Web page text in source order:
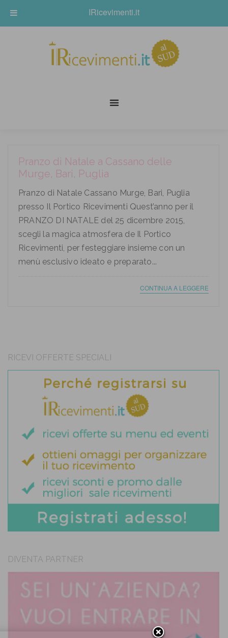
Pranzo di Natale a Cassano delle
Murge, Bari, Puglia
Pranzo di Natale Cassano Murge, Bari, Puglia
presso Il Portico Ricevimenti Quest’anno per il
PRANZO DI NATALE del 25 dicembre 2015,
scegli la magica atmosfera de Il Portico
Ricevimenti, per festeggiare insieme con un
menù esclusivo ideato e preparato...
CONTINUA A LEGGERE
RICEVI OFFERTE SPECIALI
DIVENTA PARTNER
IRicevimenti.it